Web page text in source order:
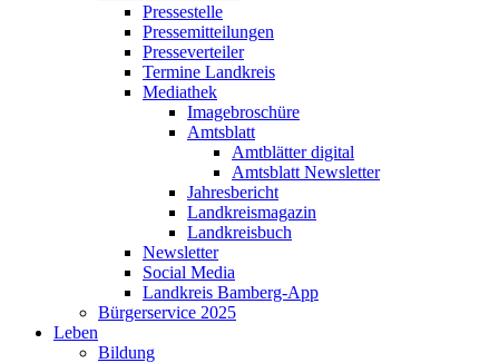
Pressestelle
Pressemitteilungen
Presseverteiler
Termine Landkreis
Mediathek
Imagebroschüre
Amtsblatt
Amtblätter digital
Amtsblatt Newsletter
Jahresbericht
Landkreismagazin
Landkreisbuch
Newsletter
Social Media
Landkreis Bamberg-App
Bürgerservice 2025
Leben
Bildung